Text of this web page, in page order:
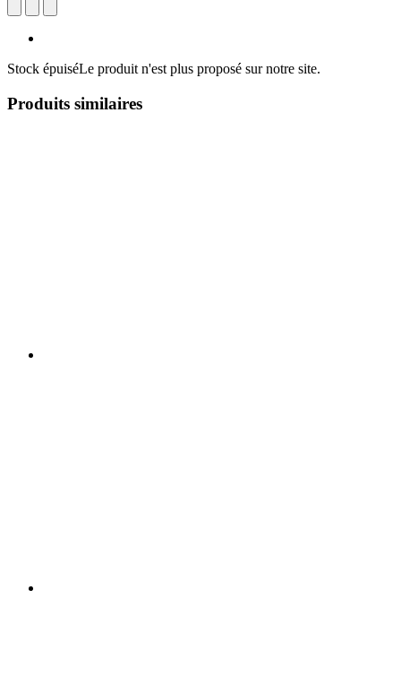
Stock épuiséLe produit n'est plus proposé sur notre site.
Produits similaires